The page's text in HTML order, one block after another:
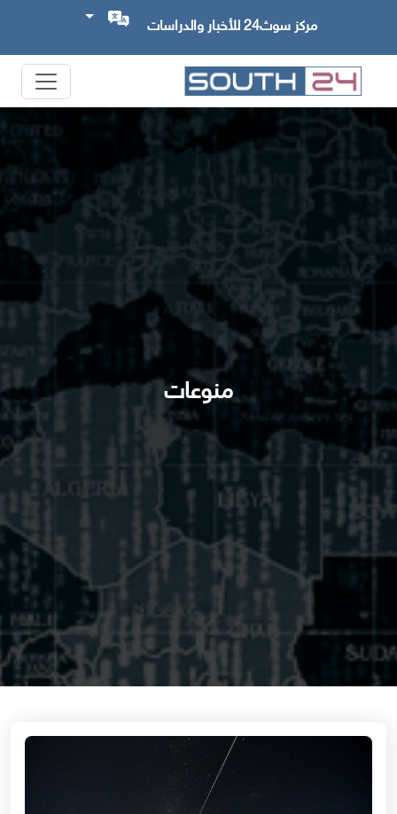
مركز سوث24 للأخبار والدراسات
منوعات